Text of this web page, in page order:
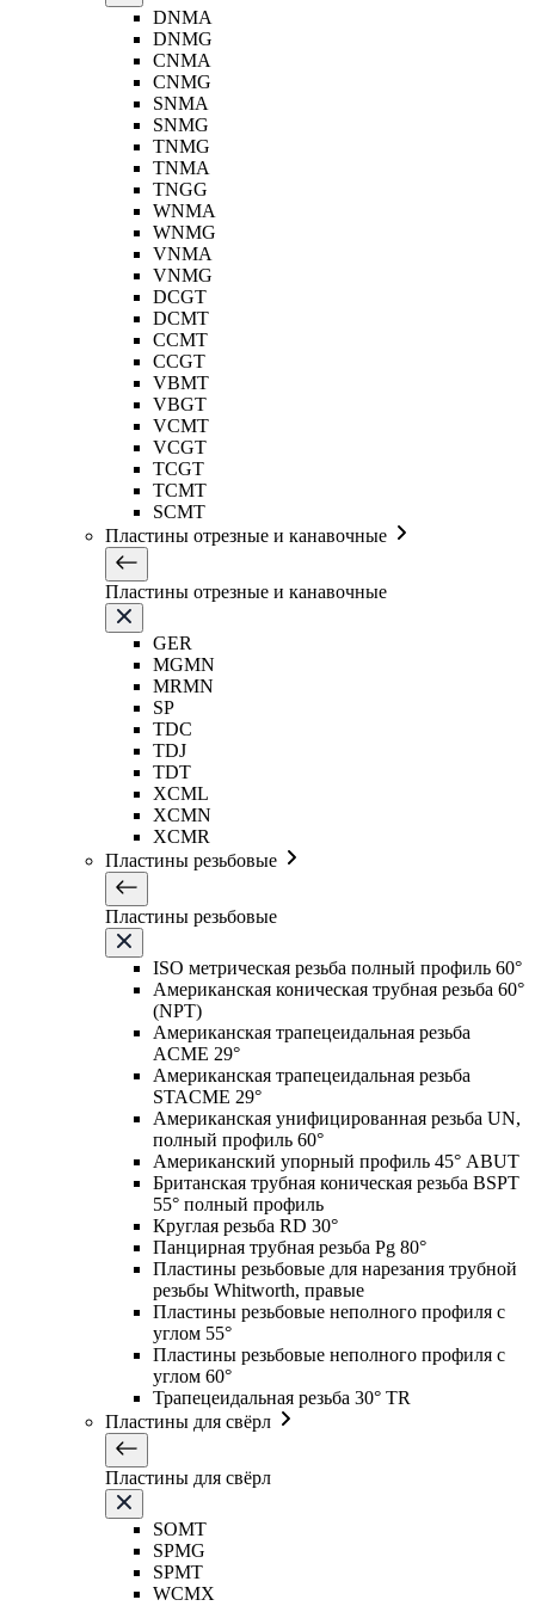
DNMA
DNMG
CNMA
CNMG
SNMA
SNMG
TNMG
TNMA
TNGG
WNMA
WNMG
VNMA
VNMG
DCGT
DCMT
CCMT
CCGT
VBMT
VBGT
VCMT
VCGT
TCGT
TCMT
SCMT
Пластины отрезные и канавочные
Пластины отрезные и канавочные
GER
MGMN
MRMN
SP
TDC
TDJ
TDT
XCML
XCMN
XCMR
Пластины резьбовые
Пластины резьбовые
ISO метрическая резьба полный профиль 60°
Американская коническая трубная резьба 60°
(NPT)
Американская трапецеидальная резьба
ACME 29°
Американская трапецеидальная резьба
STACME 29°
Американская унифицированная резьба UN,
полный профиль 60°
Американский упорный профиль 45° ABUT
Британская трубная коническая резьба BSPT
55° полный профиль
Круглая резьба RD 30°
Панцирная трубная резьба Pg 80°
Пластины резьбовые для нарезания трубной
резьбы Whitworth, правые
Пластины резьбовые неполного профиля с
углом 55°
Пластины резьбовые неполного профиля с
углом 60°
Трапецеидальная резьба 30° TR
Пластины для свёрл
Пластины для свёрл
SOMT
SPMG
SPMT
WCMX